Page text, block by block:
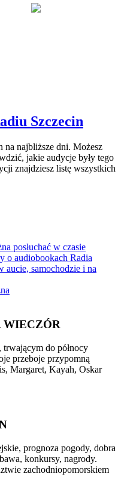
Szczecin
na najbliższe dni. Możesz
jakie audycje były tego
znajdziesz listę wszystkich
posłuchać w czasie
o audiobookach Radia
aucie, samochodzie i na
WIECZÓR
do północy
przeboje przypomną
Margaret, Kayah, Oskar
prognoza pogody, dobra
konkursy, nagrody.
zachodniopomorskiem